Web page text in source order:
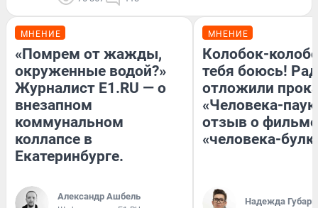
МНЕНИЕ
«Помрем от жажды,
окруженные водой?»
Журналист E1.RU — о
внезапном
коммунальном
коллапсе в
Екатеринбурге.
Александр Ашбель
МНЕНИЕ
Колобок-
тебя боюсь!
отложили
«Человека-
отзыв о
«человека-
Надежда Губарь